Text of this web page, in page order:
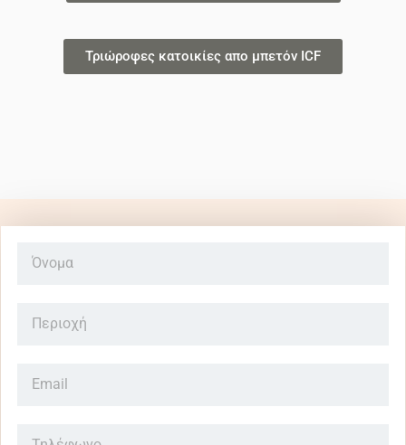
Τριώροφες κατοικίες απο μπετόν ICF